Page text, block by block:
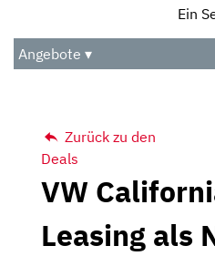
Audio
Das Beste
Ein
Angebote ▾
Zurück zu den
Deals
VW
Leasing als